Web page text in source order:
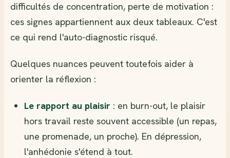
difficultés de concentration, perte de motivation :
ces signes appartiennent aux deux tableaux. C'est
ce qui rend l'auto-diagnostic risqué.
Quelques nuances peuvent toutefois aider à
orienter la réflexion :
Le rapport au plaisir : en burn-out, le plaisir
hors travail reste souvent accessible (un repas,
une promenade, un proche). En dépression,
l'anhédonie s'étend à tout.